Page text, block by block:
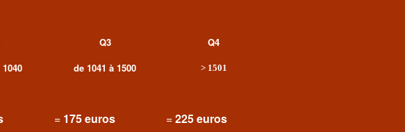
Q3
de 1041 à 1500
Q4
>1501
= 175 euros =225 euros